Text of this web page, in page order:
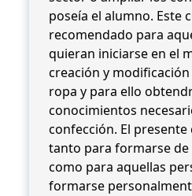
poseía el alumno. Este
recomendado para
quieran iniciarse en el
creación y
ropa y para ello
conocimientos
confección. El
tanto para formarse
como para aquellas
formarse